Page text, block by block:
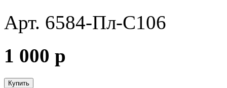
Арт. 6584-Пл-С106
1 000 p
Купить